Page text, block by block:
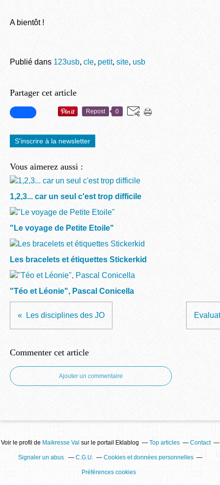
A bientôt !
Publié dans 123usb, cle, petit, site, usb
Partager cet article
Repost 0
S'inscrire à la newsletter
Vous aimerez aussi :
1,2,3... car un seul c'est trop difficile
"Le voyage de Petite Etoile"
Les bracelets et étiquettes Stickerkid
"Téo et Léonie", Pascal Conicella
Les disciplines des JO
Commenter cet article
Ajouter un commentaire
Voir le profil de Maikresse Val sur le portail Eklablog Top articles Contact
Signaler un abus C.G.U. Cookies et données personnelles
Préférences cookies